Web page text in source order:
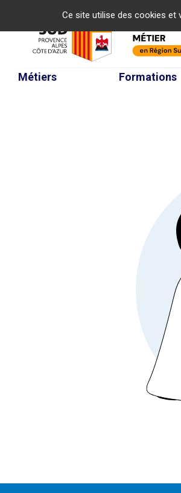
Ce site utilise des cookies et
Métiers Formations